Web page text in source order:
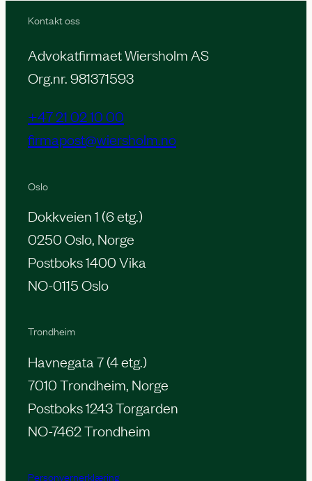
Kontakt oss
Advokatfirmaet Wiersholm AS
Org.nr. 981371593
+47 21 02 10 00
firmapost@wiersholm.no
Oslo
Dokkveien 1 (6 etg.)
0250 Oslo, Norge
Postboks 1400 Vika
NO-0115 Oslo
Trondheim
Havnegata 7 (4 etg.)
7010 Trondheim, Norge
Postboks 1243 Torgarden
NO-7462 Trondheim
Personvernerklæring